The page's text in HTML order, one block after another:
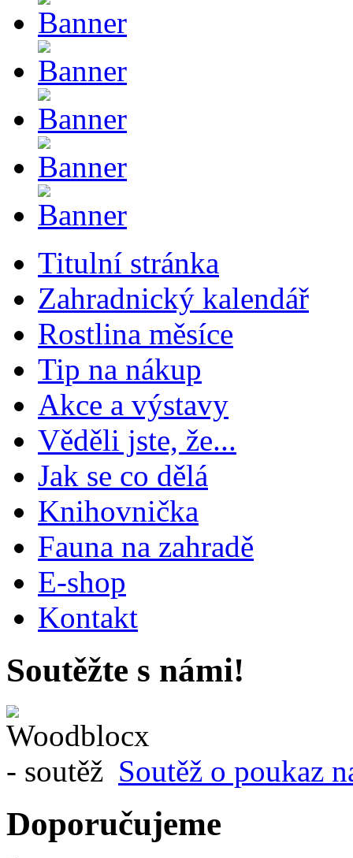
Titulní stránka
Zahradnický kalendář
Rostlina měsíce
Tip na nákup
Akce a výstavy
Věděli jste, že...
Jak se co dělá
Knihovnička
Fauna na zahradě
E-shop
Kontakt
Soutěžte s námi!
Soutěž o poukaz
Doporučujeme